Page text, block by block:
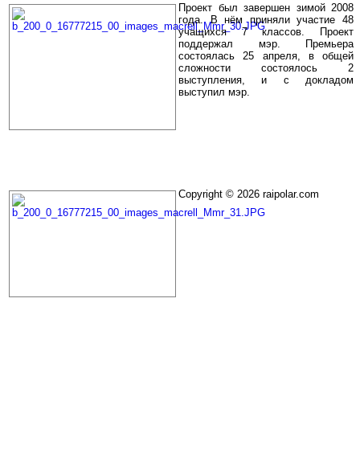
Проект был завершен зимой 2008
года. В нём приняли участие 48
учащихся 7 классов. Проект
поддержал мэр. Премьера
состоялась 25 апреля, в общей
сложности состоялось 2
выступления, и с докладом
выступил мэр.
Copyright © 2026 raipolar.com